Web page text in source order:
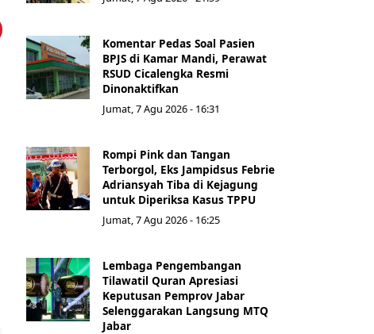
Komentar Pedas Soal Pasien
BPJS di Kamar Mandi, Perawat
RSUD Cicalengka Resmi
Dinonaktifkan
Jumat, 7 Agu 2026 - 16:31
Rompi Pink dan Tangan
Terborgol, Eks Jampidsus Febrie
Adriansyah Tiba di Kejagung
untuk Diperiksa Kasus TPPU
Jumat, 7 Agu 2026 - 16:25
Lembaga Pengembangan
Tilawatil Quran Apresiasi
Keputusan Pemprov Jabar
Selenggarakan Langsung MTQ
Jabar